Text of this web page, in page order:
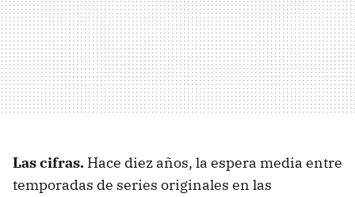
Las cifras. Hace diez años, la espera media entre
temporadas de series originales en las